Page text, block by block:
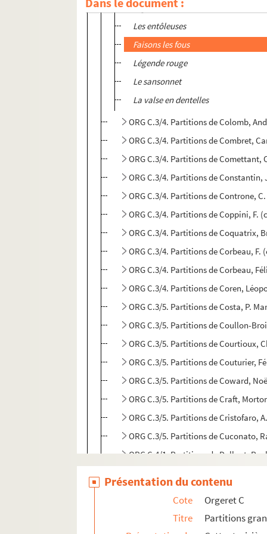
Cigali
Les entôleuses
Faisons les fous
Légende rouge
Le sansonnet
La valse en dentelles
ORG C.3/4. Partitions de Colomb,
ORG C.3/4. Partitions de Combret,
ORG C.3/4. Partitions de Comettant,
ORG C.3/4. Partitions de Constantin,
ORG C.3/4. Partitions de Controne,
ORG C.3/4. Partitions de Coppini, F.
ORG C.3/4. Partitions de Coquatrix,
ORG C.3/4. Partitions de Corbeau, F.
ORG C.3/4. Partitions de Corbeau,
ORG C.3/4. Partitions de Coren,
ORG C.3/5. Partitions de Costa, P.
ORG C.3/5. Partitions de Coullon-
ORG C.3/5. Partitions de Courtioux,
ORG C.3/5. Partitions de Couturier,
ORG C.3/5. Partitions de Coward,
ORG C.3/5. Partitions de Craft,
ORG C.3/5. Partitions de Cristofaro,
ORG C.3/5. Partitions de Cuconato,
ORG C.4/1. Partitions de Dalbret,
Présentation du contenu
Cote
Orgeret C
Titre
Partitions